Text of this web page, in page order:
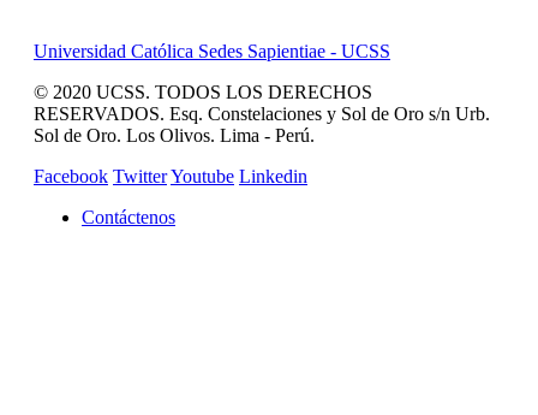
Universidad Católica Sedes Sapientiae - UCSS
© 2020 UCSS. TODOS LOS DERECHOS
RESERVADOS. Esq. Constelaciones y Sol de Oro s/n Urb.
Sol de Oro. Los Olivos. Lima - Perú.
Facebook TwitterYoutube Linkedin
Contáctenos